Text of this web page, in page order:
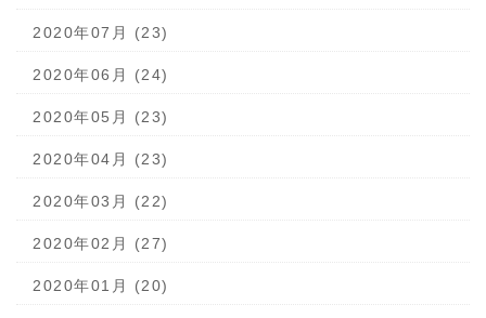
2020年07月 (23)
2020年06月 (24)
2020年05月 (23)
2020年04月 (23)
2020年03月 (22)
2020年02月 (27)
2020年01月 (20)